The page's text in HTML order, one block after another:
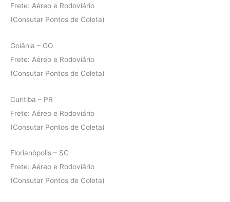
Frete: Aéreo e Rodoviário
(Consutar Pontos de Coleta)
Goiânia – GO
Frete: Aéreo e Rodoviário
(Consutar Pontos de Coleta)
Curitiba – PR
Frete: Aéreo e Rodoviário
(Consutar Pontos de Coleta)
Florianópolis – SC
Frete: Aéreo e Rodoviário
(Consutar Pontos de Coleta)